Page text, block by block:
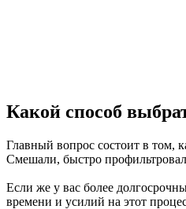
Какой способ
Главный вопрос состоит в том,
Смешали, быстро
Если же у вас более
времени и усилий на этот